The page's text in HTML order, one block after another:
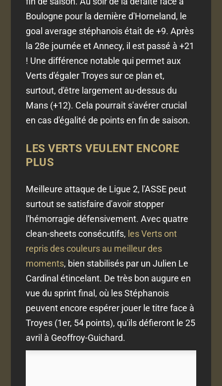
Boulogne pour la dernière d'Horneland, le
goal average stéphanois était de +9. Après
la 28e journée et Annecy, il est passé à +21
! Une différence notable qui permet aux
Verts d'égaler Troyes sur ce plan et,
surtout, d'être largement au-dessus du
Mans (+12). Cela pourrait s'avérer crucial
en cas d'égalité de points en fin de saison.
LES VERTS VEULENT ENCORE
PLUS
Meilleure attaque de Ligue 2, l'ASSE peut
surtout se satisfaire d'avoir stopper
l'hémorragie défensivement. Avec quatre
clean-sheets consécutifs, les Verts ont
repris des couleurs au meilleur des
moments, bien stabilisés par un Julien Le
Cardinal étincelant. De très bon augure en
vue du sprint final, où les Stéphanois
peuvent encore espérer jouer le titre face à
Troyes (1er, 54 points), qu'ils défieront le 25
avril à Geoffroy-Guichard.